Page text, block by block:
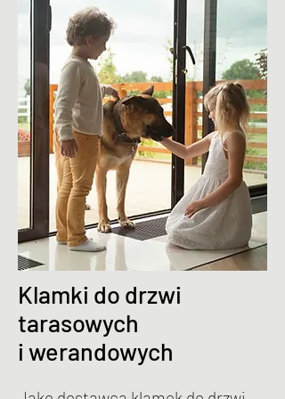
Klamki do drzwi
tarasowych
i werandowych